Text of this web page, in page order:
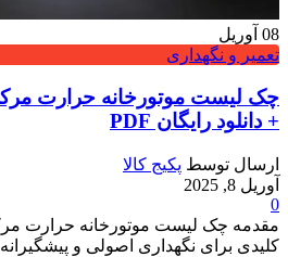
08 آوریل
تعمیر و نگهداری
چک لیست موتورخانه حرارت
+ دانلود رایگان PDF
ارسال توسط پکیج کالا
آوریل 8, 2025
0
مقدمه چک لیست موتورخانه حرارت
کلیدی برای نگهداری اصولی و